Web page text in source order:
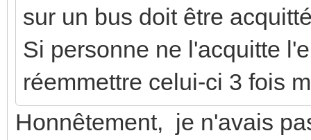
sur un bus doit être
Si personne ne l'acquitte
réemmettre celui-ci 3 fois
Honnêtement, je n'avais